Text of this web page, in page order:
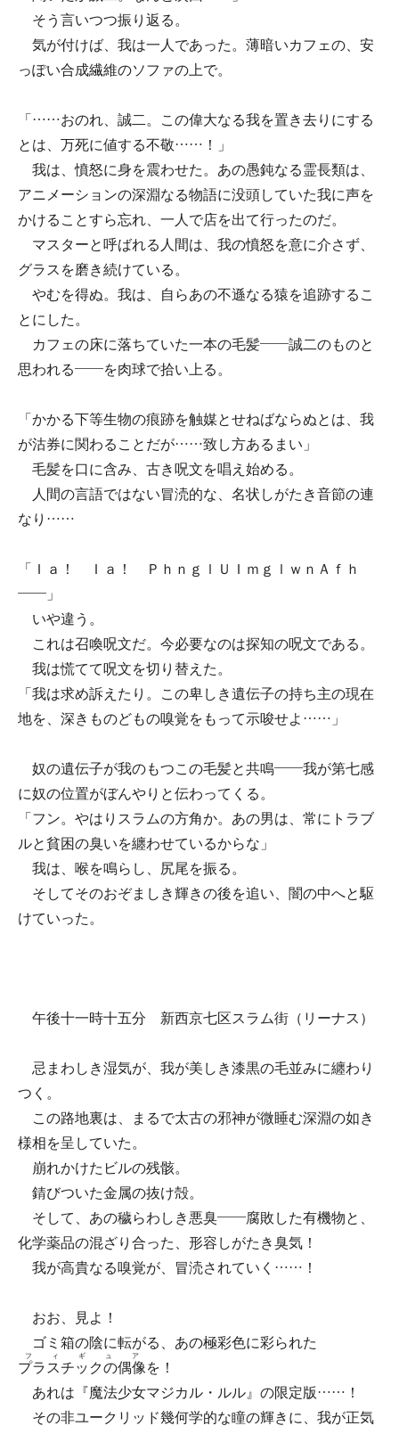
そう言いつつ振り返る。
気が付けば、我は一人であった。薄暗いカフェの、安
っぽい合成繊維のソファの上で。
「……おのれ、誠二。この偉大なる我を置き去りにする
とは、万死に値する不敬……！」
我は、憤怒に身を震わせた。あの愚鈍なる霊長類は、
アニメーションの深淵なる物語に没頭していた我に声を
かけることすら忘れ、一人で店を出て行ったのだ。
マスターと呼ばれる人間は、我の憤怒を意に介さず、
グラスを磨き続けている。
やむを得ぬ。我は、自らあの不遜なる猿を追跡するこ
とにした。
カフェの床に落ちていた一本の毛髪――誠二のものと
思われる――を肉球で拾い上る。
「かかる下等生物の痕跡を触媒とせねばならぬとは、我
が沽券に関わることだが……致し方あるまい」
毛髪を口に含み、古き呪文を唱え始める。
人間の言語ではない冒涜的な、名状しがたき音節の連
なり……
「Ｉａ！ Ｉａ！ ＰｈｎｇｌＵＩｍｇｌｗｎＡｆｈ
――」
いや違う。
これは召喚呪文だ。今必要なのは探知の呪文である。
我は慌てて呪文を切り替えた。
「我は求め訴えたり。この卑しき遺伝子の持ち主の現在
地を、深きものどもの嗅覚をもって示唆せよ……」
奴の遺伝子が我のもつこの毛髪と共鳴――我が第七感
に奴の位置がぼんやりと伝わってくる。
「フン。やはりスラムの方角か。あの男は、常にトラブ
ルと貧困の臭いを纏わせているからな」
我は、喉を鳴らし、尻尾を振る。
そしてそのおぞましき輝きの後を追い、闇の中へと駆
けていった。
午後十一時十五分 新西京七区スラム街（リーナス）
忌まわしき湿気が、我が美しき漆黒の毛並みに纏わり
つく。
この路地裏は、まるで太古の邪神が微睡む深淵の如き
様相を呈していた。
崩れかけたビルの残骸。
錆びついた金属の抜け殻。
そして、あの穢らわしき悪臭——腐敗した有機物と、
化学薬品の混ざり合った、形容しがたき臭気！
我が高貴なる嗅覚が、冒涜されていく……！
おお、見よ！
ゴミ箱の陰に転がる、あの極彩色に彩られた
プラスチックの偶像
フィギュア
を！
あれは『魔法少女マジカル・ルル』の限定版……！
その非ユークリッド幾何学的な瞳の輝きに、我が正気